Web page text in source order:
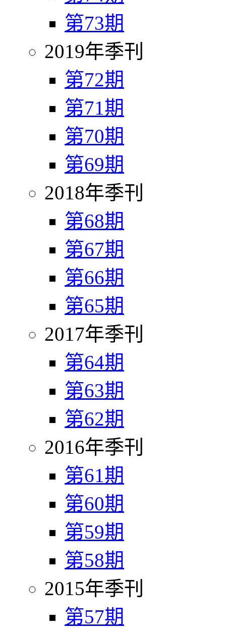
第73期
2019年季刊
第72期
第71期
第70期
第69期
2018年季刊
第68期
第67期
第66期
第65期
2017年季刊
第64期
第63期
第62期
2016年季刊
第61期
第60期
第59期
第58期
2015年季刊
第57期